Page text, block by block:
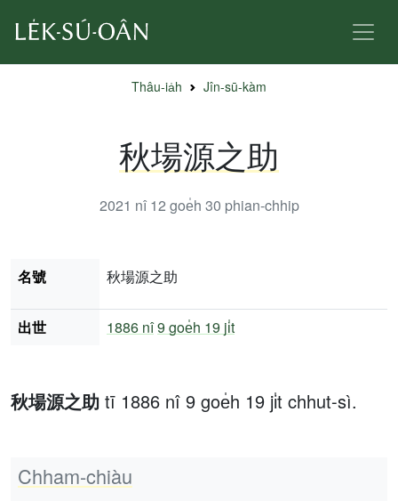
Thâu-ia̍h Jîn-sū-kàm
秋場源之助
2021 nî 12 goe̍h 30 phian-chhip
秋場源之助 tī 1886 nî 9 goe̍h 19 ji̍t chhut-sì.
Chham-chiàu
名號 秋場源之助
出世 1886 nî9 goe̍h 19 ji̍t